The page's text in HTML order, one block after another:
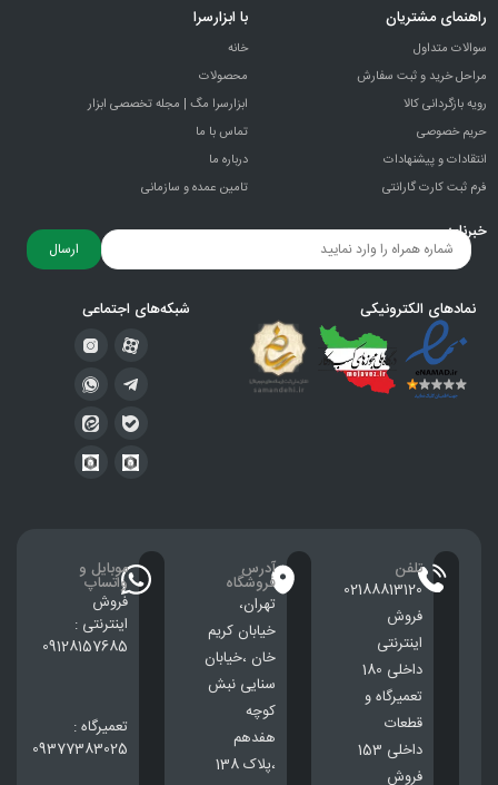
راهنمای مشتریان
سوالات متداول
مراحل خرید و ثبت سفارش
رویه بازگردانی کالا
حریم خصوصی
انتقادات و پيشنهادات
فرم ثبت کارت گارانتی
با ابزارسرا
خانه
محصولات
ابزارسرا مگ | مجله تخصصی ابزار
تماس با ما
درباره ما
تامین عمده و سازمانی
خبرنامه
ارسال
نمادهای الکترونیکی شبکه‌های اجتماعی
تلفن
02188813120
فروش
اینترنتی
داخلی 180
تعمیرگاه و
قطعات
داخلی 153
فروش
آدرس
فروشگاه
تهران،
خيابان كريم
خان ،خيابان
سنایی نبش
کوچه
هفدهم
،پلاک 138
موبایل و
واتساپ
فروش
اینترنتی :
09128157685
تعمیرگاه :
09377383025